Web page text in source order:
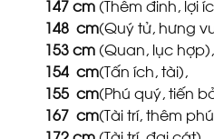
147cm (Thêm đinh, lợi
148 cm(Quý tử, hưng
153cm (Quan, lục hợp),
154 cm(Tấn ích, tài),
155 cm(Phú quý, tiến
167 cm(Tài trí, thêm